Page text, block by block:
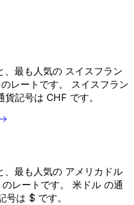
最も人気の スイスフラン
レートです。 スイスフラン
記号は CHF です。
、最も人気の アメリカドル
レートです。 米ドル の通
は $ です。